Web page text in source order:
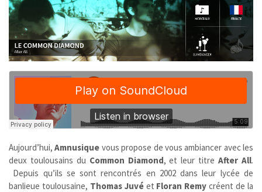
Aujourd’hui,Amnusique vous propose de vous ambiancer avec les
deux toulousains du Common Diamond, et leur titreAfter All.
Depuis qu’ils se sont rencontrés en 2002 dans leur lycée de
banlieue toulousaine, Thomas Juvéet Floran Remy créent de la